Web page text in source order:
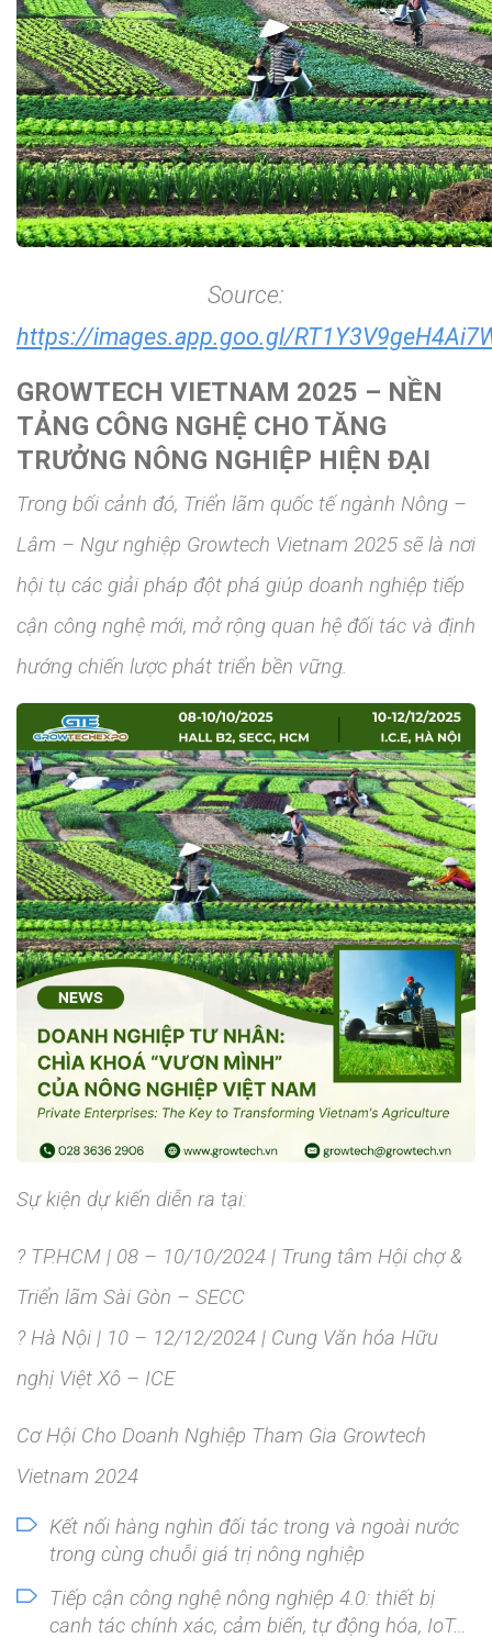
Source:
https://images.app.goo.gl/
GROWTECH VIETNAM 2025 – NỀN
TẢNG CÔNG NGHỆ CHO TĂNG
TRƯỞNG NÔNG NGHIỆP HIỆN ĐẠI
Trong bối cảnh đó, Triển lãm quốc tế ngành Nông –
Lâm – Ngư nghiệp Growtech Vietnam 2025 sẽ là nơi
hội tụ các giải pháp đột phá giúp doanh nghiệp tiếp
cận công nghệ mới, mở rộng quan hệ đối tác và định
hướng chiến lược phát triển bền vững.
Sự kiện dự kiến diễn ra tại:
? TP.HCM | 08 – 10/10/2024 | Trung tâm Hội chợ &
Triển lãm Sài Gòn – SECC
? Hà Nội | 10 – 12/12/2024 | Cung Văn hóa Hữu
nghị Việt Xô – ICE
Cơ Hội Cho Doanh Nghiệp Tham Gia Growtech
Vietnam 2024
Kết nối hàng nghìn đối tác trong và ngoài nước
trong cùng chuỗi giá trị nông nghiệp
Tiếp cận công nghệ nông nghiệp 4.0: thiết bị
canh tác chính xác, cảm biến, tự động hóa, IoT…